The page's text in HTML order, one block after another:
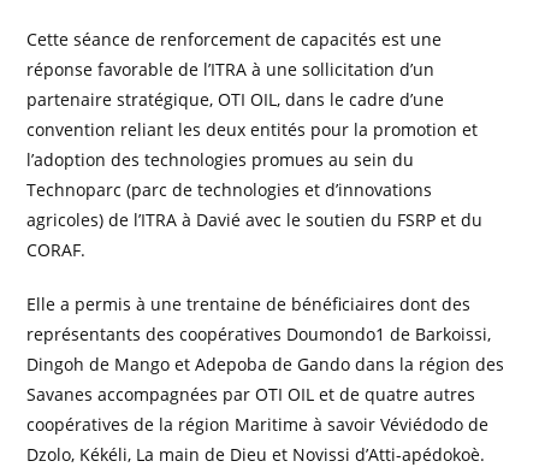
Cette séance de renforcement de capacités est une
réponse favorable de l’ITRA à une sollicitation d’un
partenaire stratégique, OTI OIL, dans le cadre d’une
convention reliant les deux entités pour la promotion et
l’adoption des technologies promues au sein du
Technoparc (parc de technologies et d’innovations
agricoles) de l’ITRA à Davié avec le soutien du FSRP et du
CORAF.
Elle a permis à une trentaine de bénéficiaires dont des
représentants des coopératives Doumondo1 de Barkoissi,
Dingoh de Mango et Adepoba de Gando dans la région des
Savanes accompagnées par OTI OIL et de quatre autres
coopératives de la région Maritime à savoir Véviédodo de
Dzolo, Kékéli, La main de Dieu et Novissi d’Atti-apédokoè.